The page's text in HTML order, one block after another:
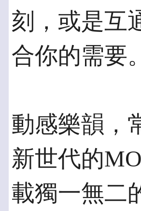
刻，或是互
合你的需要
動感樂韻，
新世代的
載獨一無二